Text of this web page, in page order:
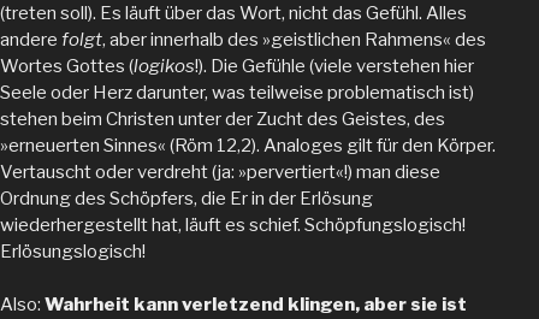
(treten soll). Es läuft über das Wort, nicht das Gefühl. Alles
andere folgt, aber innerhalb des »geistlichen Rahmens« des
Wortes Gottes (logikos!). Die Gefühle (viele verstehen hier
Seele oder Herz darunter, was teilweise problematisch ist)
stehen beim Christen unter der Zucht des Geistes, des
»erneuerten Sinnes« (Röm 12,2). Analoges gilt für den Körper.
Vertauscht oder verdreht (ja: »pervertiert«!) man diese
Ordnung des Schöpfers, die Er in der Erlösung
wiederhergestellt hat, läuft es schief. Schöpfungslogisch!
Erlösungslogisch!
Also: Wahrheit kann verletzend klingen, aber sie ist